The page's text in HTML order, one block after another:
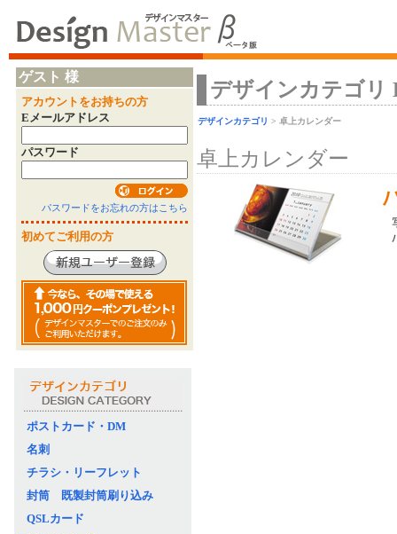
ゲスト 様
アカウントをお持ちの方
Eメールアドレス
パスワード
パスワードをお忘れの方はこちら
初めてご利用の方
ポストカード・DM
名刺
チラシ・リーフレット
封筒 既製封筒刷り込み
QSLカード
デザインカテゴリ
デザインカテゴリ > 卓上カレンダー
卓上カレンダー